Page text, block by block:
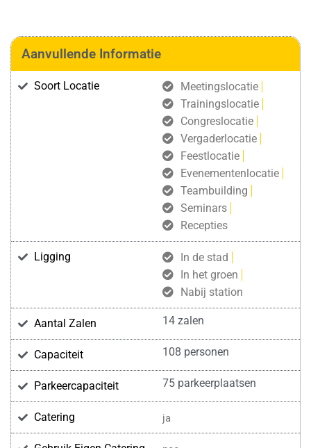
Aanvullende Informatie
Soort Locatie
Meetingslocatie
Trainingslocatie
Congreslocatie
Vergaderlocatie
Feestlocatie
Evenementenlocatie
Teambuilding
Seminars
Recepties
Ligging
In de stad
In het groen
Nabij station
Aantal Zalen 14 zalen
Capaciteit 108 personen
Parkeercapaciteit 75 parkeerplaatsen
Catering ja